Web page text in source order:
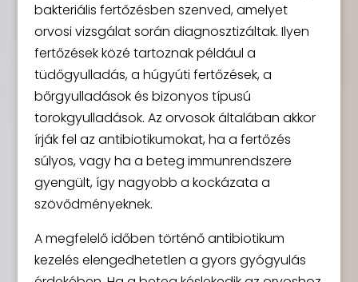
bakteriális fertőzésben szenved, amelyet
orvosi vizsgálat során diagnosztizáltak. Ilyen
fertőzések közé tartoznak például a
tüdőgyulladás, a húgyúti fertőzések, a
bőrgyulladások és bizonyos típusú
torokgyulladások. Az orvosok általában akkor
írják fel az antibiotikumokat, ha a fertőzés
súlyos, vagy ha a beteg immunrendszere
gyengült, így nagyobb a kockázata a
szövődményeknek.
A megfelelő időben történő antibiotikum
kezelés elengedhetetlen a gyors gyógyulás